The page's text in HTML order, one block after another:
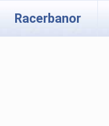
Racerbanor